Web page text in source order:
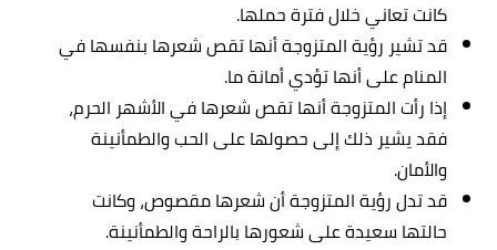
كانت تعاني خلال فترة حملها.
قد تشير رؤية المتزوجة أنها تقص شعرها بنفسها في
المنام على أنها تؤدي أمانة ما.
إذا رأت المتزوجة أنها تقص شعرها في الأشهر الحرم،
فقد يشير ذلك إلى حصولها على الحب والطمأنينة
والأمان.
قد تدل رؤية المتزوجة أن شعرها مقصوص، وكانت
حالتها سعيدة على شعورها بالراحة والطمأنينة.